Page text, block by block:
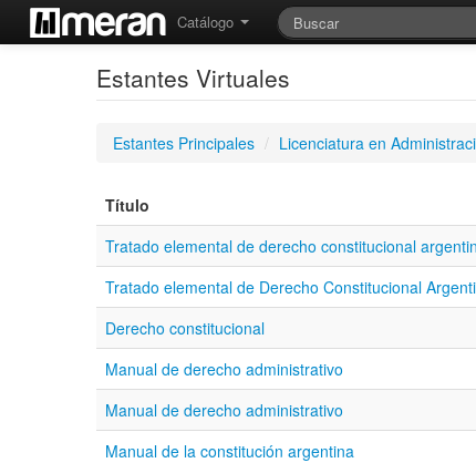
Catálogo
Estantes Virtuales
Estantes Principales / Licenciatura en
Título
Tratado elemental de derecho constitucional
Tratado elemental de Derecho Constitucional
Derecho constitucional
Manual de derecho administrativo
Manual de derecho administrativo
Manual de la constitución argentina